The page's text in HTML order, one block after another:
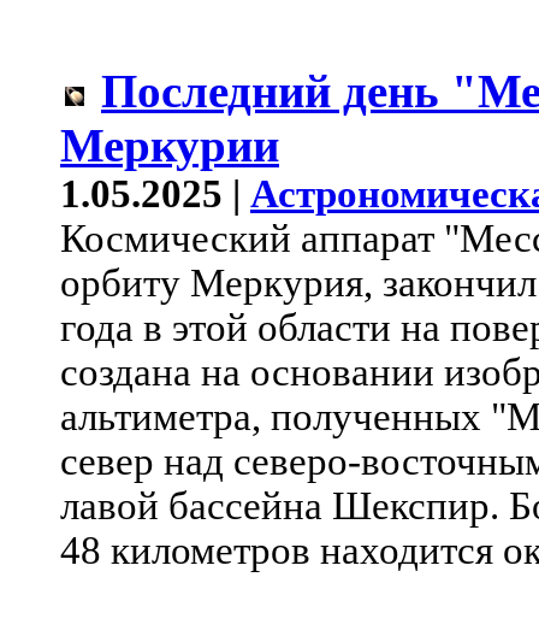
Последний день
Меркурии
1.05.2025 |
Космический аппарат
орбиту Меркурия,
года в этой области на
создана на основании
альтиметра, полученных
север над северо-
лавой бассейна Шекспир.
48 километров находится